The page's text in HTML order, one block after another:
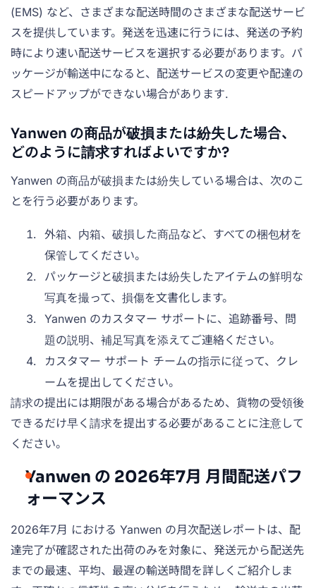
(EMS) など、さまざまな配送時間のさまざまな配送サービ
スを提供しています。発送を迅速に行うには、発送の予約
時により速い配送サービスを選択する必要があります。パ
ッケージが輸送中になると、配送サービスの変更や配達の
スピードアップができない場合があります.
Yanwen の商品が破損または紛失した場合、
どのように請求すればよいですか?
Yanwen の商品が破損または紛失している場合は、次のこ
とを行う必要があります。
外箱、内箱、破損した商品など、すべての梱包材を
保管してください。
パッケージと破損または紛失したアイテムの鮮明な
写真を撮って、損傷を文書化します。
Yanwen のカスタマー サポートに、追跡番号、問
題の説明、補足写真を添えてご連絡ください。
カスタマー サポート チームの指示に従って、クレ
ームを提出してください。
請求の提出には期限がある場合があるため、貨物の受領後
できるだけ早く請求を提出する必要があることに注意して
ください。
Yanwen の 2026年7月 月間配送パフ
ォーマンス
2026年7月 における Yanwen の月次配送レポートは、配
達完了が確認された出荷のみを対象に、発送元から配送先
までの最速、平均、最遅の輸送時間を詳しくご紹介しま